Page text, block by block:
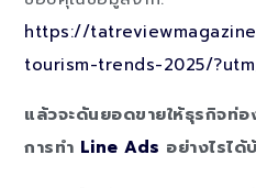
https://
tourism-trends-2025/
แล้วจะดันยอดขายให้ธุรกิจท่อ
การทำ Line Ads อย่างไรได้